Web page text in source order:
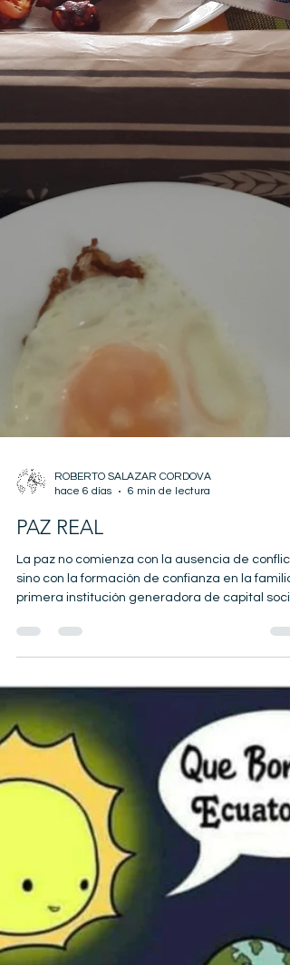
ROBERTO SALAZAR CORDOVA
hace 6 días
PAZ REAL
La paz no comienza con la ausencia de
Con base en la economía institucional, la teoría
constituye una estrategia de desarrollo. Desde
el Modelo General de Políticas ADN@+, la
forma personas, la educación desarrolla
competencias y ambas sustentan la
productividad, la in